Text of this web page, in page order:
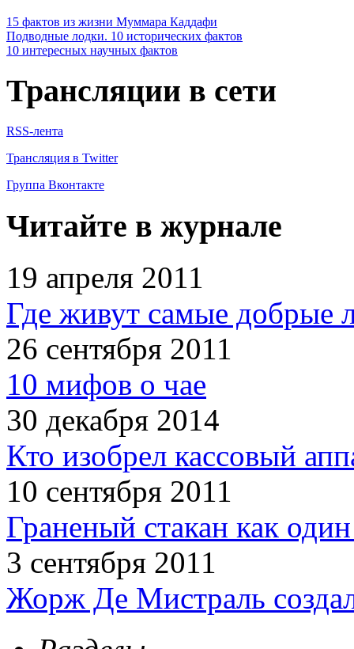
15 фактов из жизни Муммара Каддафи
Подводные лодки. 10 исторических фактов
10 интересных научных фактов
Трансляции в сети
RSS-лента
Трансляция в Twitter
Группа Вконтакте
Читайте в журнале
19 апреля 2011
Где живут самые добрые
26 сентября 2011
10 мифов о чае
30 декабря 2014
Кто изобрел кассовый
10 сентября 2011
Граненый стакан как
3 сентября 2011
Жорж Де Мистраль